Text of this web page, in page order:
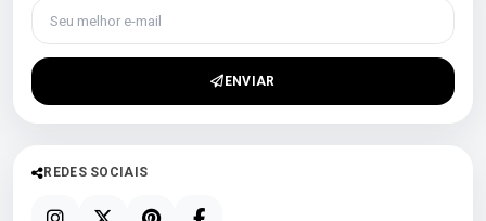
Seu melhor e-mail
ENVIAR
REDES SOCIAIS